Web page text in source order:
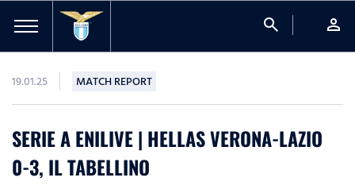
search person
19.01.25 MATCH REPORT
SERIE A ENILIVE | HELLAS VERONA-LAZIO
0-3, IL TABELLINO